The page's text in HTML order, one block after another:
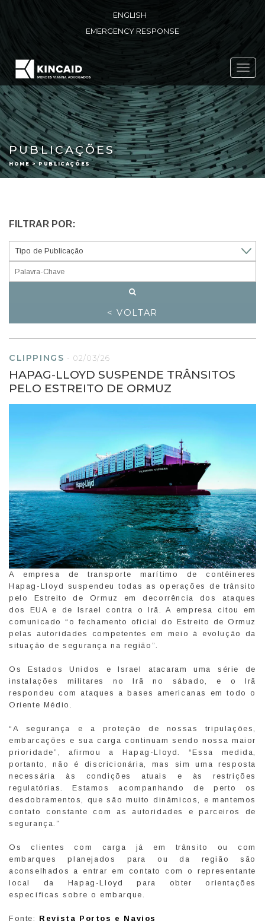
ENGLISH
EMERGENCY RESPONSE
PUBLICAÇÕES
HOME > PUBLICAÇÕES
FILTRAR POR:
< VOLTAR
CLIPPINGS -02/03/26
HAPAG-LLOYD SUSPENDE TRÂNSITOS
PELO ESTREITO DE ORMUZ
A empresa de transporte marítimo de contêineres
Hapag-Lloyd suspendeu todas as operações de trânsito
pelo Estreito de Ormuz em decorrência dos ataques
dos EUA e de Israel contra o Irã. A empresa citou em
comunicado “o fechamento oficial do Estreito de Ormuz
pelas autoridades competentes em meio à evolução da
situação de segurança na região”.
Os Estados Unidos e Israel atacaram uma série de
instalações militares no Irã no sábado, e o Irã
respondeu com ataques a bases americanas em todo o
Oriente Médio.
“A segurança e a proteção de nossas tripulações,
embarcações e sua carga continuam sendo nossa maior
prioridade”, afirmou a Hapag-Lloyd. “Essa medida,
portanto, não é discricionária, mas sim uma resposta
necessária às condições atuais e às restrições
regulatórias. Estamos acompanhando de perto os
desdobramentos, que são muito dinâmicos, e mantemos
contato constante com as autoridades e parceiros de
segurança.”
Os clientes com carga já em trânsito ou com
embarques planejados para ou da região são
aconselhados a entrar em contato com o representante
local da Hapag-Lloyd para obter orientações
específicas sobre o embarque.
Fonte: Revista Portos e Navios